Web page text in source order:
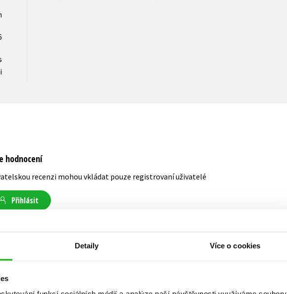
Detaily Více o cookies
hodnocení
recenzi mohou vkládat pouze registrovaní uživatelé
Přihlásit
AUTOR KNIHY